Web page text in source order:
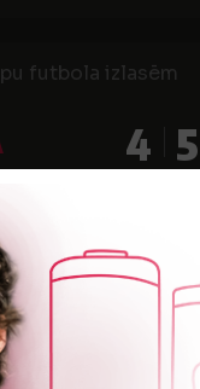
futbola izlasēm
4 5
pārbaudes spēle
5